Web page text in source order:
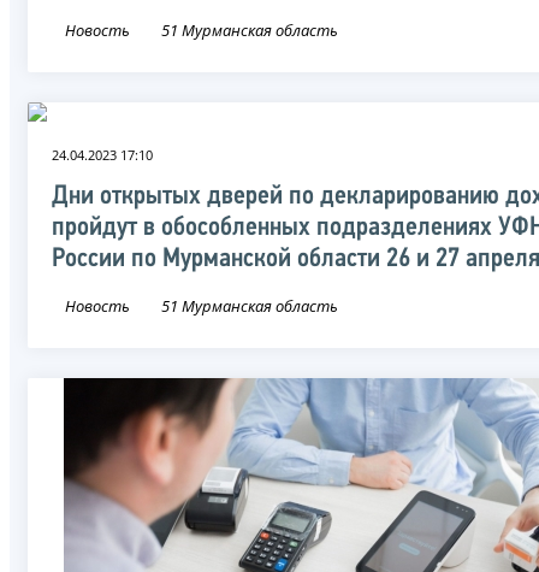
Новость 51 Мурманская область
24.04.2023 17:10
Дни открытых дверей по декларированию
пройдут в обособленных подразделениях
России по Мурманской области 26 и 27 апреля
Новость 51 Мурманская область